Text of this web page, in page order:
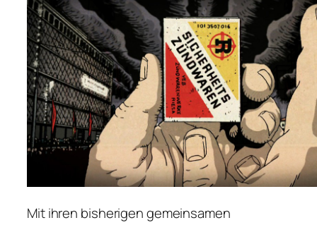
Mit ihren bisherigen gemeinsamen